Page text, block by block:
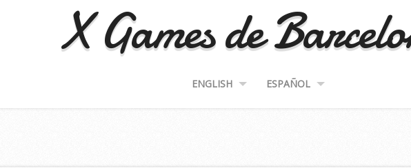
X Games de
ENGLISH ESPAÑOL